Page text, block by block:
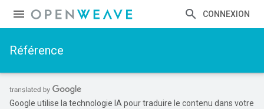
CONNEXION
Référence
Google utilise la technologie IA pour traduire le contenu dans votre